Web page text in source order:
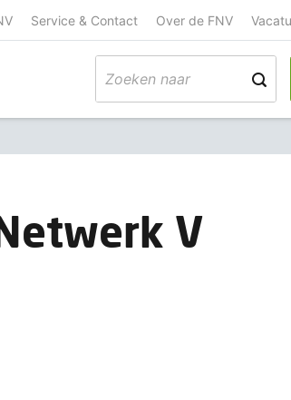
Service & Contact Over de FNV
V